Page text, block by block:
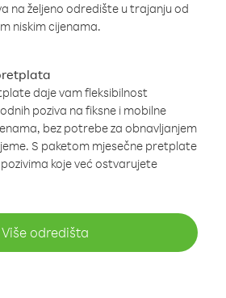
na željeno odredište u trajanju od
niskim cijenama.
daje vam fleksibilnost
poziva na fiksne i mobilne
bez potrebe za obnavljanjem
S paketom mjesečne pretplate
koje već ostvarujete
Više odredišta